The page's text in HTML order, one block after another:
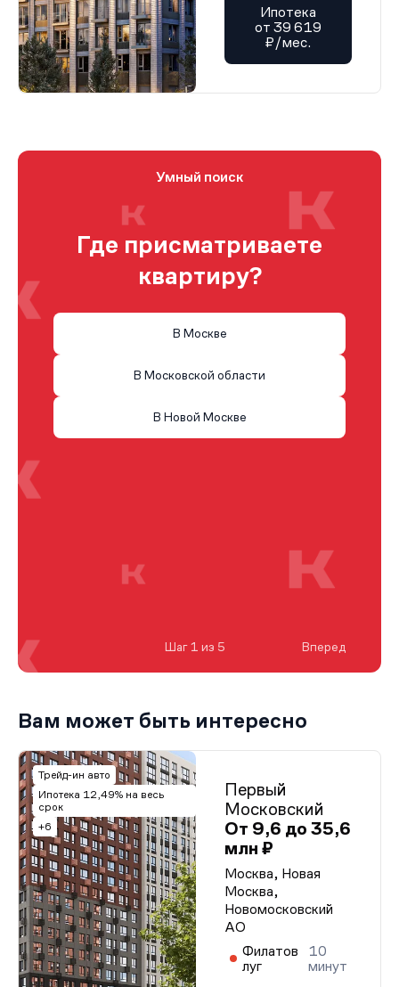
Ипотека
от 39 619
₽/мес.
Умный поиск
Где присматриваете
квартиру?
В Москве
В Московской области
В Новой Москве
Шаг 1 из 5 Вперед
Вам может быть интересно
Трейд-ин авто
Ипотека 12,49% на весь
срок
+6
Первый
Московский
От 9,6 до 35,6
млн ₽
Москва, Новая
Москва,
Новомосковский
АО
Филатов
луг
10
минут